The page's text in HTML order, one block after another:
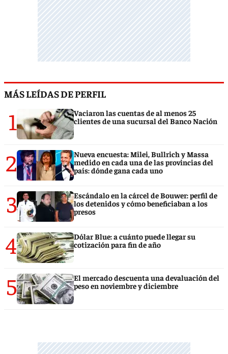
MÁS LEÍDAS DE PERFIL
1
Vaciaron las cuentas de al menos 25
clientes de una sucursal del Banco Nación
2
Nueva encuesta: Milei, Bullrich y Massa
medido en cada una de las provincias del
país: dónde gana cada uno
3
Escándalo en la cárcel de Bouwer: perfil de
los detenidos y cómo beneficiaban a los
presos
4
Dólar Blue: a cuánto puede llegar su
cotización para fin de año
5
El mercado descuenta una devaluación del
peso en noviembre y diciembre